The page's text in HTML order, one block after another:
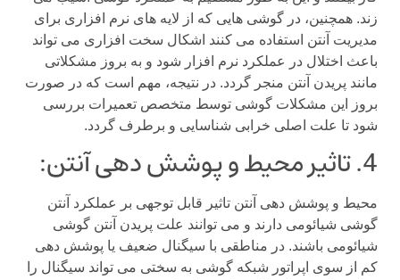
زند. همچنین، در گوشی هایی که از لایه های نرم افزاری برای
مدیریت آنتن استفاده می کنند اشکال سخت افزاری می تواند
باعث اختلال در عملکرد نرم افزار شود و به بروز مشکلاتی
مانند پریدن آنتن منجر گردد. در نتیجه، مهم است که در صورت
بروز این مشکلات گوشی توسط متخصص تعمیرات بررسی
شود تا علت اصلی خرابی شناسایی و برطرف گردد.
4. تاثیر محیط و پوشش دهی آنتن:
محیط و پوشش دهی آنتن تاثیر قابل توجهی بر عملکرد آنتن
گوشی شیائومی دارند و می توانند علت پریدن آنتن گوشی
شیائومی باشند. در مناطقی با سیگنال ضعیف یا پوشش دهی
کم از سوی اپراتور شبکه گوشی به سختی می تواند سیگنال را